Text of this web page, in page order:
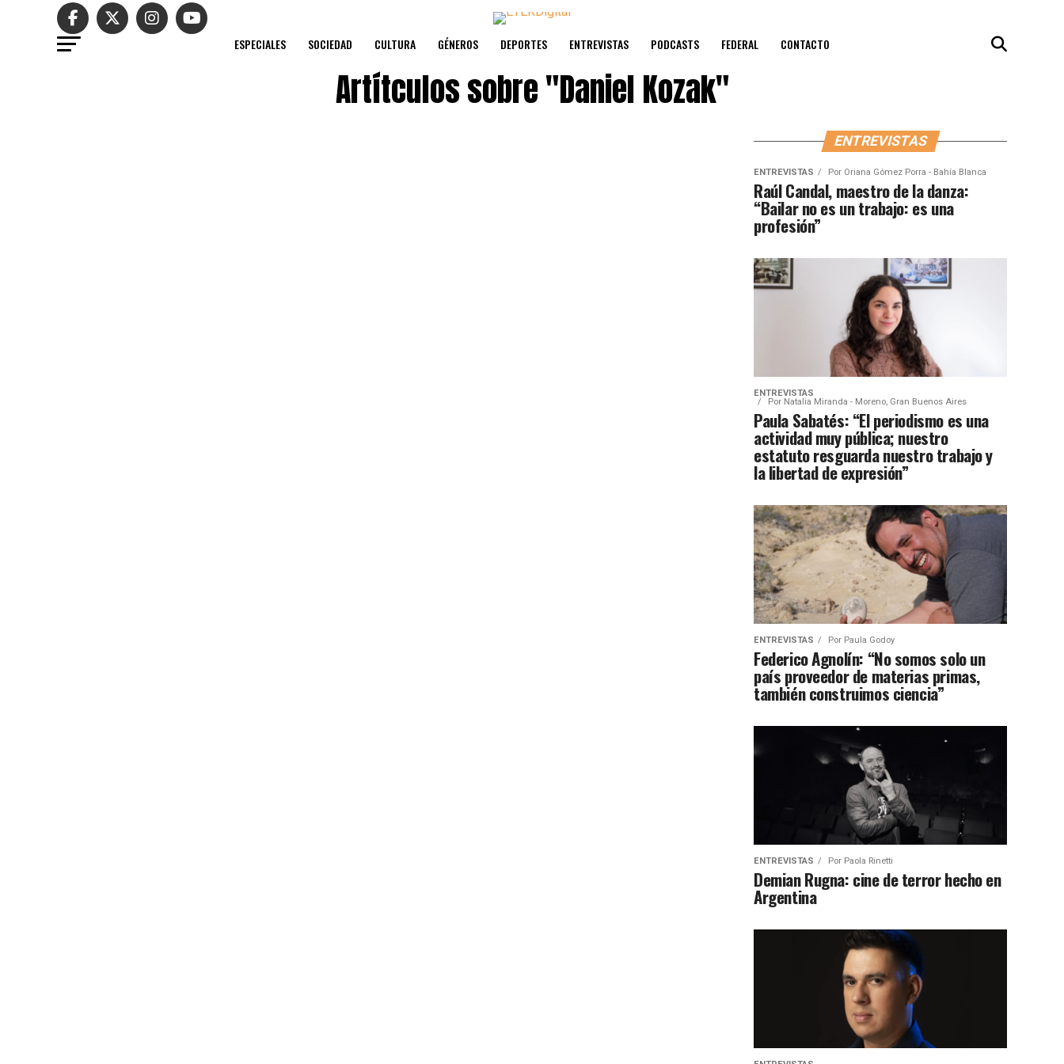
ESPECIALES SOCIEDAD CULTURA GÉNEROS DEPORTES ENTREVISTAS PODCASTS FEDERAL CONTACTO
Artítculos sobre"Daniel Kozak"
ENTREVISTAS
ENTREVISTAS Por Oriana Gómez Porra - Bahía Blanca
Raúl Candal, maestro de la danza:
“Bailar no es un trabajo: es una
profesión”
ENTREVISTAS
Por Natalia Miranda - Moreno, Gran Buenos Aires
Paula Sabatés: “El periodismo es una
actividad muy pública; nuestro
estatuto resguarda nuestro trabajo y
la libertad de expresión”
ENTREVISTAS Por Paula Godoy
Federico Agnolín: “No somos solo un
país proveedor de materias primas,
también construimos ciencia”
ENTREVISTAS Por Paola Rinetti
Demian Rugna: cine de terror hecho en
Argentina